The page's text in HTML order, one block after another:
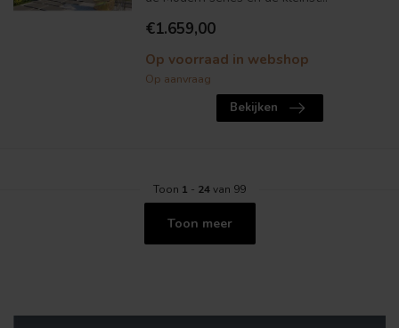
€1.659,00
Op voorraad in webshop
Op aanvraag
Bekijken
Toon 1 - 24van 99
Toon meer